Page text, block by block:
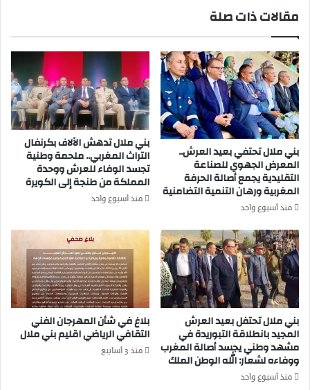
ا
ر
ب
ا
ل
م
ح
ط
ة
ا
ل
ط
ق
ي
ة
ب
ي
م
ل
ا
ل
ي
إ
س
ت
ث
م
ا
ر
ا
ل
ف
ل
ح
ي
ب
ا
ق
ق
ي
ه
ب
ن
مقالات ذات صلة
بني ملال تحتفي بعيد العرش..
المعرض الجهوي للصناعة
التقليدية يجمع أصالة الحرفة
المغربية ورهان التنمية التضامنية
منذ أسبوع واحد
بني ملال تدهش الآلاف بكرنفال
التراث المغربي.. ملحمة وطنية
تجسد الوفاء للعرش ووحدة
المملكة من طنجة إلى الكويرة
منذ أسبوع واحد
بني ملال تحتفل بعيد العرش
المجيد بانطلاقة التبوريدة في
مشهد وطني يجسد أصالة المغرب
ووفاءه لشعار: الله الوطن الملك
منذ أسبوع واحد
بلاغ في شأن المهرجان الفني
التقافي الرياضي اقليم بني ملال
منذ 3 أسابيع